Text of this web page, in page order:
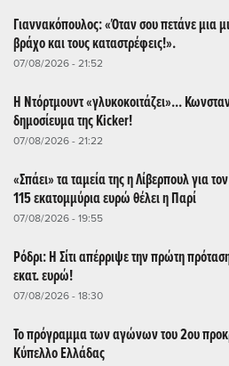
Γιαννακόπουλος: «Όταν σου πετάνε μια
βράχο και τους καταστρέφεις!».
07/08/2026 - 21:52
Η Ντόρτμουντ «γλυκοκοιτάζει»...
δημοσίευμα της Kicker!
07/08/2026 - 21:22
«Σπάει» τα ταμεία της η Λίβερπουλ για
115 εκατομμύρια ευρώ θέλει η Παρί
07/08/2026 - 19:55
Ρόδρι: Η Σίτι απέρριψε την πρώτη
εκατ. ευρώ!
07/08/2026 - 18:30
Το πρόγραμμα των αγώνων του 2ου
Κύπελλο Ελλάδας